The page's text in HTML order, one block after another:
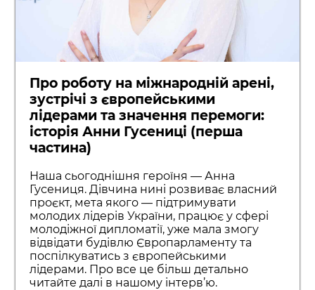
Про роботу на міжнародній арені,
зустрічі з європейськими
лідерами та значення перемоги:
історія Анни Гусениці (перша
частина)
Наша сьогоднішня героїня — Анна
Гусениця. Дівчина нині розвиває власний
проєкт, мета якого — підтримувати
молодих лідерів України, працює у сфері
молодіжної дипломатії, уже мала змогу
відвідати будівлю Європарламенту та
поспілкуватись з європейськими
лідерами. Про все це більш детально
читайте далі в нашому інтерв’ю.